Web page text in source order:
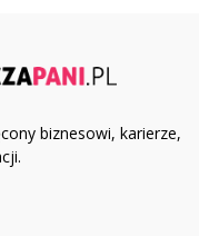
biznesowi, karierze,